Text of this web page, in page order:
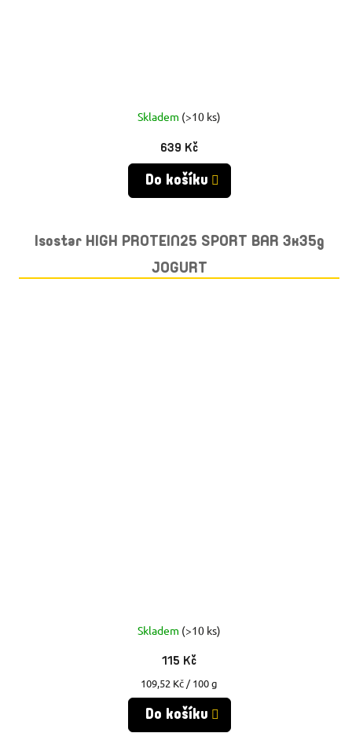
Skladem (>10 ks)
639 Kč
Do košíku
Isostar HIGH PROTEIN25 SPORT BAR 3x35g
JOGURT
Skladem (>10 ks)
115 Kč
Měrná
cena:
109,52 Kč / 100 g
Do košíku